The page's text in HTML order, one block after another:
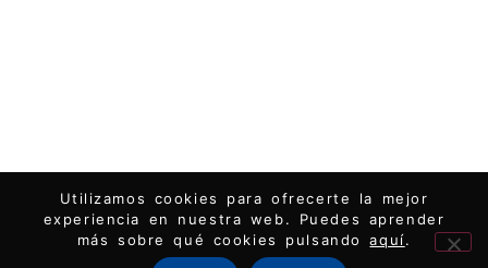
Utilizamos cookies para ofrecerte la mejor
experiencia en nuestra web. Puedes aprender
más sobre qué cookies pulsandoaquí.